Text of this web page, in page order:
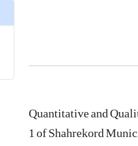
Quantitative and
1 of Shahrekord